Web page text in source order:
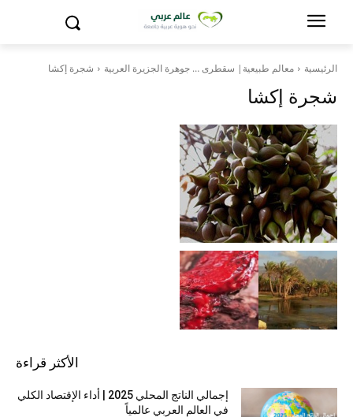
الرئيسية معالم طبيعية| سقطرى … جوهرة الجزيرة العربية شجرة إكشا
شجرة إكشا
الأكثر قراءة
إجمالي الناتج المحلي 2025 | أداء الإقتصاد الكلي
في العالم العربي عالمياً